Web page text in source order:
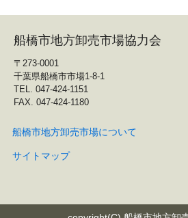
船橋市地方卸売市場協力会
〒273-0001
千葉県船橋市市場1-8-1
TEL. 047-424-1151
FAX. 047-424-1180
船橋市地方卸売市場について
サイトマップ